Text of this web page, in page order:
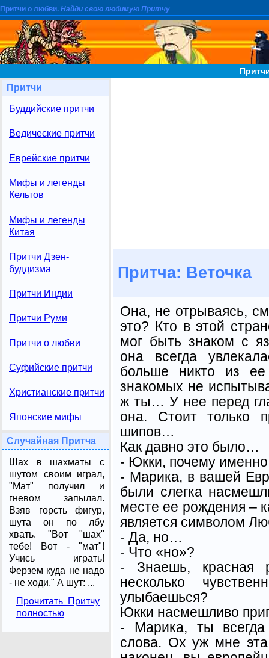
Притчи о любви. Найди свою любимую Притчу
Притчи
Буддийские притчи
Ведические притчи
Еврейские притчи
Мифы и легенды
Кельтов
Мифы и легенды
Китая
Притчи Дзен-
буддизма
Притчи Индии
Притчи Руми
Притчи о любви
Суфийские притчи
Христианские притчи
Японские мифы
Случайная Притча
Шах в шахматы с
шутом своим играл,
"Мат" получил и
гневом запылал.
Взяв горсть фигур,
шута он по лбу
хвать. "Вот "шах"
тебе! Вот - "мат"!
Учись играть!
Ферзем куда не надо
- не ходи." А шут: ...
Прочитать Притчу
полностью
Притча: Веточка
Она, не отрываясь,
это? Кто в этой
мог быть знаком с
она всегда
больше никто из
знакомых не
ж ты… У нее перед
она. Стоит только
шипов…
Как давно это было…
- Юкки, почему именно
- Марика, в вашей
были слегка
месте ее рождения –
является символом
- Да, но…
- Что «но»?
- Знаешь, красная
несколько
улыбаешься?
Юкки насмешливо
- Марика, ты всегда
слова. Ох уж мне эта